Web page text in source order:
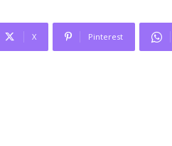
X Pinterest